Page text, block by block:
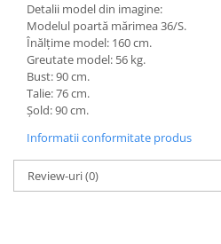
Detalii model din imagine:
Modelul poartă mărimea 36/S.
Înălțime model: 160 cm.
Greutate model: 56 kg.
Bust: 90 cm.
Talie: 76 cm.
Șold: 90 cm.
Informatii conformitate produs
Review-uri(0)